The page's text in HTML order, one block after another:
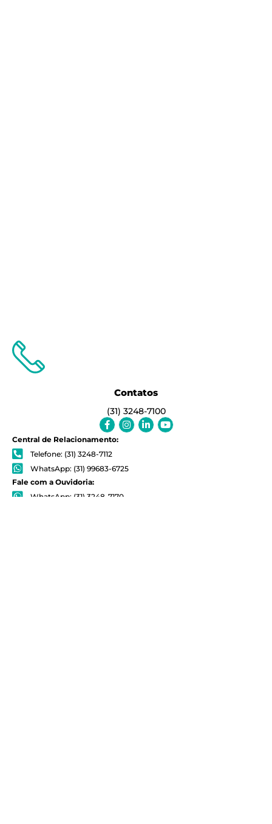
Contatos
(31) 3248-7100
Facebook-
f
Instagram
Linkedin-
in
Youtube
Central de Relacionamento:
Telefone: (31) 3248-7112
WhatsApp: (31) 99683-6725
Fale com a Ouvidoria:
WhatsApp: (31) 3248-7170